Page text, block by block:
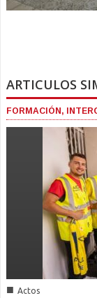
ARTICULOS
FORMACIÓN,
■ Actos